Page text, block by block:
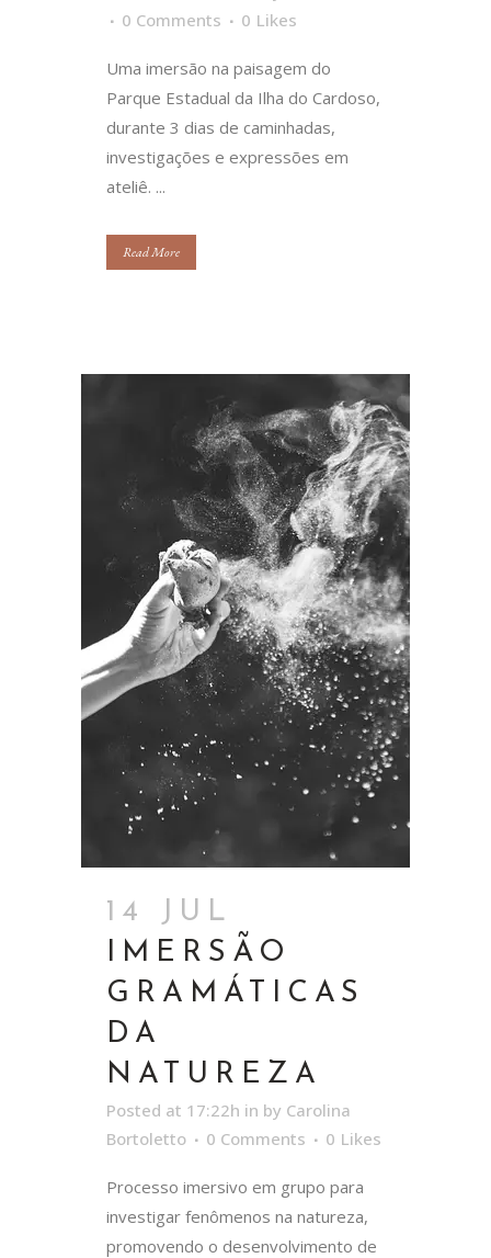
0 Comments
0 Likes
Uma imersão na paisagem do
Parque Estadual da Ilha do Cardoso,
durante 3 dias de caminhadas,
investigações e expressões em
ateliê. ...
Read More
14 JUL
IMERSÃO
GRAMÁTICAS
DA
NATUREZA
Posted at 17:22h in by Carolina
Bortoletto
0 Comments 0 Likes
Processo imersivo em grupo para
investigar fenômenos na natureza,
promovendo o desenvolvimento de